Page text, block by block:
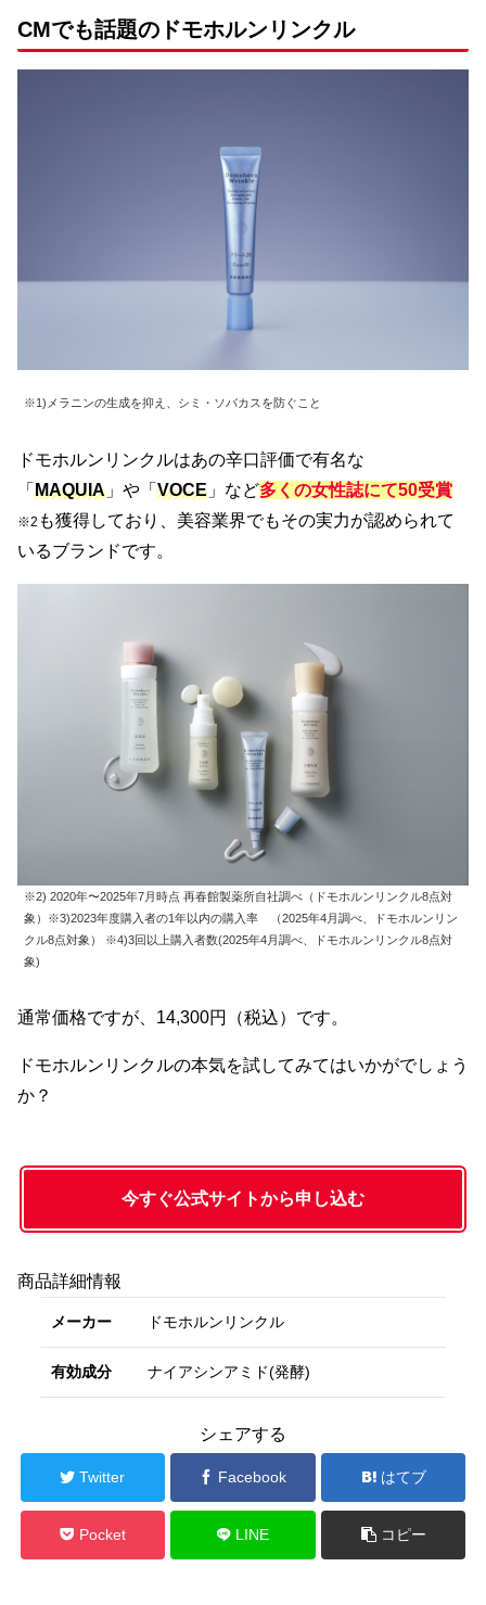
CMでも話題のドモホルンリンクル
※1)メラニンの生成を抑え、シミ・ソバカスを防ぐこと
ドモホルンリンクルはあの辛口評価で有名な
「 MAQUIA 」や「 VOCE 」など多くの女性誌にて50受賞
※2 も獲得しており、美容業界でもその実力が認められて
いるブランドです。
※2) 2020年〜2025年7月時点 再春館製薬所自社調べ（ドモホルンリンクル8点対
象）※3)2023年度購入者の1年以内の購入率 （2025年4月調べ、ドモホルンリン
クル8点対象） ※4)3回以上購入者数(2025年4月調べ、ドモホルンリンクル8点対
象)
通常価格ですが、14,300円（税込）です。
ドモホルンリンクルの本気を試してみてはいかがでしょう
か？
今すぐ公式サイトから申し込む
商品詳細情報
メーカー ドモホルンリンクル
有効成分 ナイアシンアミド(発酵)
シェアする
Twitter Facebook はてブ
Pocket LINE コピー